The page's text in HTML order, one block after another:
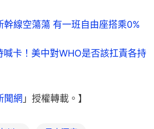
幹線空蕩蕩 有一班自由座搭乘0%
喊卡！美中對WHO是否該扛責各持
聞網 」授權轉載。】